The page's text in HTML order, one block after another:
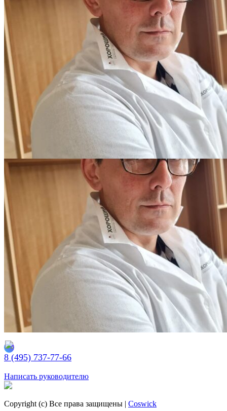
РЕСТАВРАЦИЯ НЕБОЛЬШИХ ВМЯТИН НА ПАРКЕТЕ.
ПОЛЫ, ПОКРЫТЫЕ МАСЛОМ И ТВЕРДЫМ ВОСКОМ
Читать полностью
12.01.2026
Все новости о Coswick
Фанера Берёза 3/4 19мм 1818-219
Оставьте своё имя и телефон и наш
специалист свяжется с вами
я соглашаюсь на обработку своих персональных данных
и
соглашаюсь с
политикой конфиденциальности .
Заказать
Ваш заказ отправлен!
Подбирайте паркет по индивидуальным параметрам
Просто кликайте по этой кнопке
Подобрать паркет
8 (495) 737-77-66
Написать руководителю
Copyright (c) Все права защищены | Coswick